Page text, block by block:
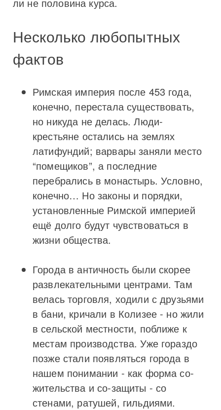
Несколько любопытных
фактов
Римская империя после 453 года,
конечно, перестала существовать,
но никуда не делась. Люди-
крестьяне остались на землях
латифундий; варвары заняли место
“помещиков”, а последние
перебрались в монастырь. Условно,
конечно… Но законы и порядки,
установленные Римской империей
ещё долго будут чувствоваться в
жизни общества.
Города в античность были скорее
развлекательными центрами. Там
велась торговля, ходили с друзьями
в бани, кричали в Колизее - но жили
в сельской местности, поближе к
местам производства. Уже гораздо
позже стали появляться города в
нашем понимании - как форма со-
жительства и со-защиты - со
стенами, ратушей, гильдиями.